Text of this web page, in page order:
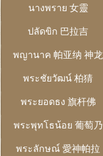
นางพราย 女靈
ปลัดขิก 巴拉吉
พญานาค 帕亚纳 神龙
พระชัยวัฒน์ 柏猜
พระยอดธง 旗杆佛
พระพุทโธน้อย 葡萄乃
พระลักษณ์ 愛神帕拉